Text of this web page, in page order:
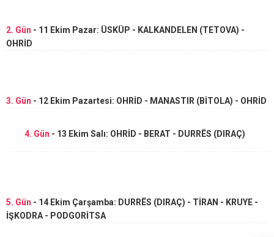
2. Gün - 11 Ekim Pazar: ÜSKÜP - KALKANDELEN (TETOVA) -
OHRİD
3. Gün - 12 Ekim Pazartesi: OHRİD - MANASTIR (BİTOLA) - OHRİD
4. Gün - 13 Ekim Salı: OHRİD - BERAT - DURRËS (DIRAÇ)
5. Gün - 14 Ekim Çarşamba: DURRËS (DIRAÇ) - TİRAN - KRUYE -
İŞKODRA - PODGORİTSA